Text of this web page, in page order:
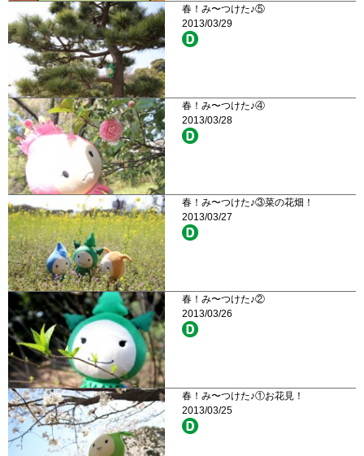
春！み〜つけた♪⑤
2013/03/29
春！み〜つけた♪④
2013/03/28
春！み〜つけた♪③菜の花畑！
2013/03/27
春！み〜つけた♪②
2013/03/26
春！み〜つけた♪①お花見！
2013/03/25